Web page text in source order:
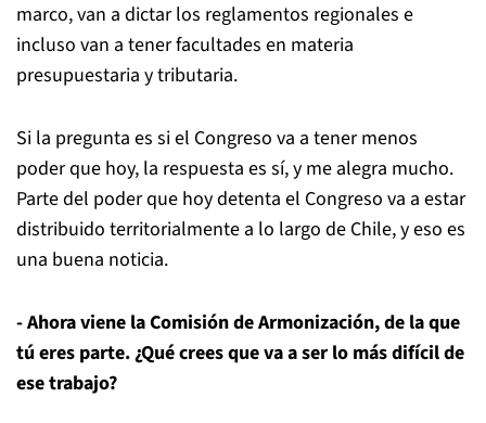
marco, van a dictar los reglamentos regionales e
incluso van a tener facultades en materia
presupuestaria y tributaria.
Si la pregunta es si el Congreso va a tener menos
poder que hoy, la respuesta es sí, y me alegra mucho.
Parte del poder que hoy detenta el Congreso va a estar
distribuido territorialmente a lo largo de Chile, y eso es
una buena noticia.
- Ahora viene la Comisión de Armonización, de la que
tú eres parte. ¿Qué crees que va a ser lo más difícil de
ese trabajo?